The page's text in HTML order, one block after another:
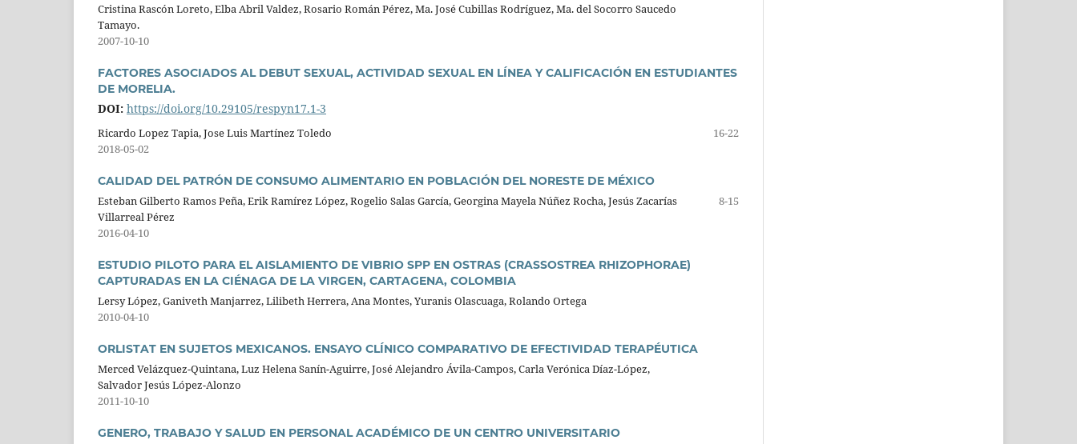
Cristina Rascón Loreto, Elba Abril Valdez, Rosario Román Pérez, Ma. José Cubillas Rodríguez, Ma. del Socorro Saucedo
Tamayo.
2007-10-10
FACTORES ASOCIADOS AL DEBUT SEXUAL, ACTIVIDAD SEXUAL EN LÍNEA Y CALIFICACIÓN EN ESTUDIANTES
DE MORELIA.
DOI: https://doi.org/10.29105/respyn17.1-3
Ricardo Lopez Tapia, Jose Luis Martínez Toledo
16-22
2018-05-02
CALIDAD DEL PATRÓN DE CONSUMO ALIMENTARIO EN POBLACIÓN DEL NORESTE DE MÉXICO
Esteban Gilberto Ramos Peña, Erik Ramírez López, Rogelio Salas García, Georgina Mayela Núñez Rocha, Jesús Zacarías
Villarreal Pérez
8-15
2016-04-10
ESTUDIO PILOTO PARA EL AISLAMIENTO DE VIBRIO SPP EN OSTRAS (CRASSOSTREA RHIZOPHORAE)
CAPTURADAS EN LA CIÉNAGA DE LA VIRGEN, CARTAGENA, COLOMBIA
Lersy López, Ganiveth Manjarrez, Lilibeth Herrera, Ana Montes, Yuranis Olascuaga, Rolando Ortega
2010-04-10
ORLISTAT EN SUJETOS MEXICANOS. ENSAYO CLÍNICO COMPARATIVO DE EFECTIVIDAD TERAPÉUTICA
Merced Velázquez-Quintana, Luz Helena Sanín-Aguirre, José Alejandro Ávila-Campos, Carla Verónica Díaz-López,
Salvador Jesús López-Alonzo
2011-10-10
GENERO, TRABAJO Y SALUD EN PERSONAL ACADÉMICO DE UN CENTRO UNIVERSITARIO